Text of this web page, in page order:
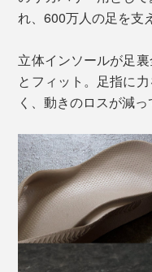
れ、600万人の足を支
立体インソールが足
とフィット。足指に
く、動きのロスが減